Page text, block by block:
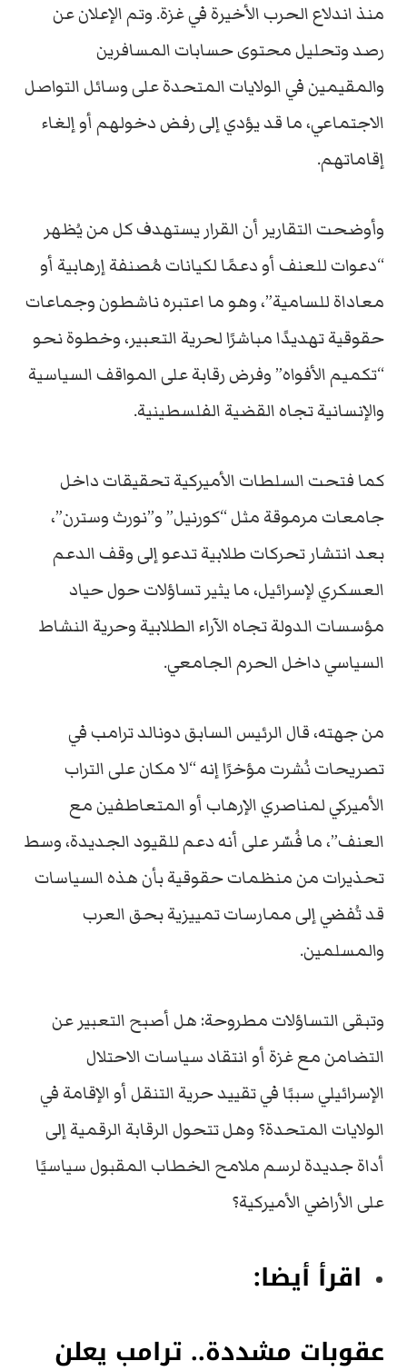
منذ اندلاع الحرب الأخيرة في غزة. وتم الإعلان عن
رصد وتحليل محتوى حسابات المسافرين
والمقيمين في الولايات المتحدة على وسائل التواصل
الاجتماعي، ما قد يؤدي إلى رفض دخولهم أو إلغاء
إقاماتهم.
وأوضحت التقارير أن القرار يستهدف كل من يُظهر
“دعوات للعنف أو دعمًا لكيانات مُصنفة إرهابية أو
معاداة للسامية”، وهو ما اعتبره ناشطون وجماعات
حقوقية تهديدًا مباشرًا لحرية التعبير، وخطوة نحو
“تكميم الأفواه” وفرض رقابة على المواقف السياسية
والإنسانية تجاه القضية الفلسطينية.
كما فتحت السلطات الأميركية تحقيقات داخل
جامعات مرموقة مثل “كورنيل” و”نورث وسترن”،
بعد انتشار تحركات طلابية تدعو إلى وقف الدعم
العسكري لإسرائيل، ما يثير تساؤلات حول حياد
مؤسسات الدولة تجاه الآراء الطلابية وحرية النشاط
السياسي داخل الحرم الجامعي.
من جهته، قال الرئيس السابق دونالد ترامب في
تصريحات نُشرت مؤخرًا إنه “لا مكان على التراب
الأميركي لمناصري الإرهاب أو المتعاطفين مع
العنف”، ما فُسّر على أنه دعم للقيود الجديدة، وسط
تحذيرات من منظمات حقوقية بأن هذه السياسات
قد تُفضي إلى ممارسات تمييزية بحق العرب
والمسلمين.
وتبقى التساؤلات مطروحة: هل أصبح التعبير عن
التضامن مع غزة أو انتقاد سياسات الاحتلال
الإسرائيلي سببًا في تقييد حرية التنقل أو الإقامة في
الولايات المتحدة؟ وهل تتحول الرقابة الرقمية إلى
أداة جديدة لرسم ملامح الخطاب المقبول سياسيًا
على الأراضي الأميركية؟
اقرأ أيضا:
عقوبات مشددة.. ترامب يعلن